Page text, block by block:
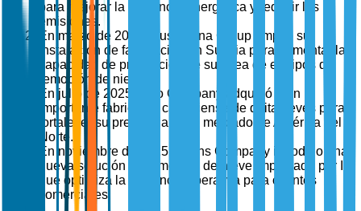
para mejorar la eficiencia energética y reducir las
emisiones.
En marzo de 2025, Husqvarna Group amplió su
instalación de fabricación en Suecia para aumentar la
capacidad de producción de su línea de equipos de
remoción de nieve.
En julio de 2025, Toro Company adquirió a un
importante fabricante canadiense de quitanieves para
fortalecer su presencia en el mercado de América del
Norte.
En noviembre de 2025, Ariens Company introdujo una
nueva solución de remoción de nieve impulsada por IA
que optimiza la eficiencia operativa para clientes
comerciales.